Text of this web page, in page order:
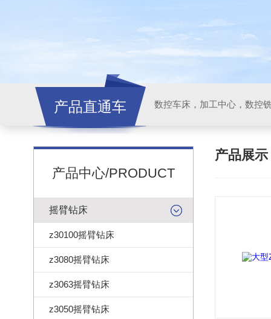
产品直通车
产品中心/PRODUCT
摇臂钻床
z30100摇臂钻床
z3080摇臂钻床
z3063摇臂钻床
z3050摇臂钻床
产品展示